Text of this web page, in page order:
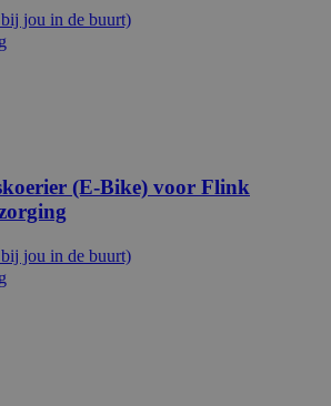
jou in de buurt)
(E-Bike) voor Flink
jou in de buurt)